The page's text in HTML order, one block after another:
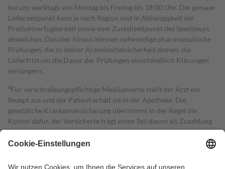
bei uns werktags von Montag bis Freitag bis 18:00 Uhr. Der genaue
Lieferzeitpunkt kann je nach Region und in Abhängigkeit der
Produktverfügbarkeit sowie vom Zustellzeitpunkt des Spediteurs
abweichen. Darüber hinaus können notwendige pharmazeutische
Prüfungen, die zu deiner Arzneimittelsicherheit dienen, die
Lieferfrist um die Dauer der Prüfungen einschließlich Klärungen
verlängern.
4Für verschreibungspflichtige Medikamente stellt der Arzt ein
Rezept aus und der Patient erhält sie in der Apotheke. Die
gesetzliche Krankenversicherung übernimmt in der Regel die
Kosten dafür, der Versicherte trägt einen Teil davon als Zuzahlung
mit.
Grundsätzlich leisten Mitglieder Zuzahlungen in Höhe von zehn
höchstens zehn Euro.
Es sind jedoch nie mehr als die tatsächlichen